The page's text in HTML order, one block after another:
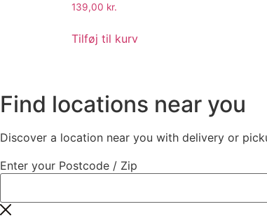
139,00 kr.
Tilføj til kurv
Find locations near you
Discover a location near you with delivery or
Enter your Postcode / Zip